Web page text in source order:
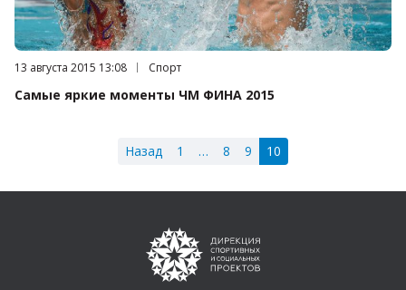
Дата публикации:
13 августа 2015 13:08 Категория:
Спорт
Самые яркие моменты ЧМ ФИНА 2015
Назад 1 … 8 9 10